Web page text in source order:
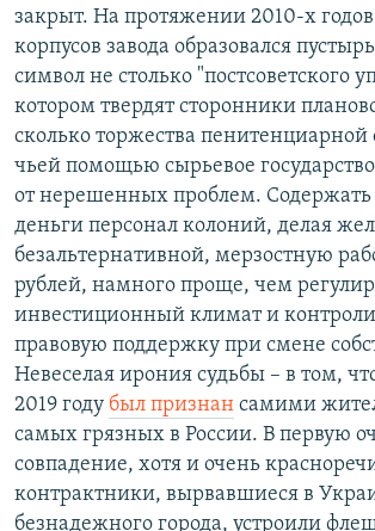
закрыт. На протяжении 2010-х
корпусов завода образовался
символ не столько "постсоветского
котором твердят сторонники
сколько торжества пенитенциарной
чьей помощью сырьевое
от нерешенных проблем.
деньги персонал колоний, делая
безальтернативной, мерзостную
рублей, намного проще, чем
инвестиционный климат и
правовую поддержку при смене
Невеселая ирония судьбы – в том,
2019 году был признан самими
самых грязных в России. В первую
совпадение, хотя и очень
контрактники, вырвавшиеся в
безнадежного города, устроили